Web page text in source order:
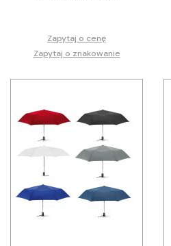
Zapytaj o cenę
Zapytaj o znakowanie